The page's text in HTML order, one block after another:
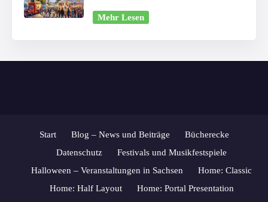
Mehr Lesen
Start Blog – News und Beiträge
Bücherecke
Datenschutz
Festivals und Musikfestspiele
Halloween – Veranstaltungen in Sachsen
Home: Classic
Home: Half Layout
Home: Portal Presentation